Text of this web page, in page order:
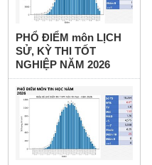
PHỔ ĐIỂM môn LỊCH
SỬ, KỲ THI TỐT
NGHIỆP NĂM 2026